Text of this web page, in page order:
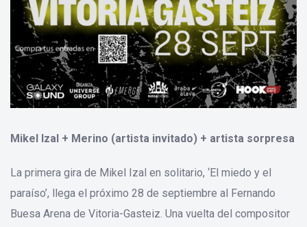
Mikel Izal + Merino (artista invitado) + artista sorpresa
La primera gira de Mikel Izal en solitario, ‘El miedo y el
paraíso’, llega el próximo 28 de septiembre al Fernando
Buesa Arena de Vitoria-Gasteiz. Una vuelta del compositor